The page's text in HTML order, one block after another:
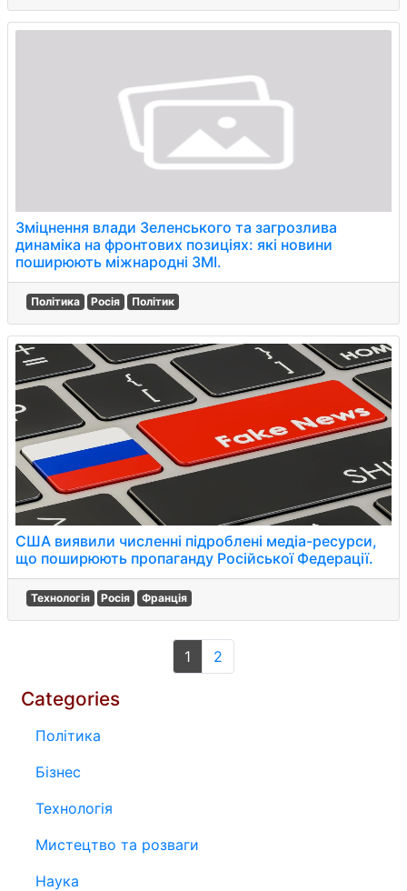
Зміцнення влади Зеленського та загрозлива
динаміка на фронтових позиціях: які новини
поширюють міжнародні ЗМІ.
Політика Росія Політик
США виявили численні підроблені медіа-ресурси,
що поширюють пропаганду Російської Федерації.
Технологія Росія Франція
1 2
Categories
Політика
Бізнес
Технологія
Мистецтво та розваги
Наука